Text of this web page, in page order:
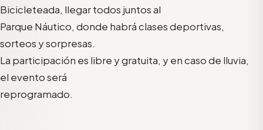
Bicicleteada, llegar todos juntos al
Parque Náutico, donde habrá clases deportivas,
sorteos y sorpresas.
La participación es libre y gratuita, y en caso de lluvia,
el evento será
reprogramado.